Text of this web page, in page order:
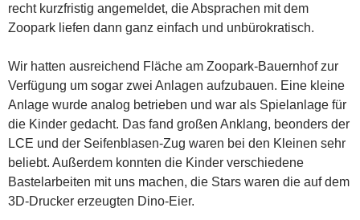
recht kurzfristig angemeldet, die Absprachen mit dem
Zoopark liefen dann ganz einfach und unbürokratisch.
Wir hatten ausreichend Fläche am Zoopark-Bauernhof zur
Verfügung um sogar zwei Anlagen aufzubauen. Eine kleine
Anlage wurde analog betrieben und war als Spielanlage für
die Kinder gedacht. Das fand großen Anklang, beonders der
LCE und der Seifenblasen-Zug waren bei den Kleinen sehr
beliebt. Außerdem konnten die Kinder verschiedene
Bastelarbeiten mit uns machen, die Stars waren die auf dem
3D-Drucker erzeugten Dino-Eier.